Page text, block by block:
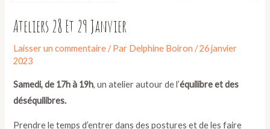
Ateliers 28 Et 29 Janvier
Laisser un commentaire / Par Delphine Boiron /26 janvier
2023
Samedi, de 17h à 19h, un atelier autour de l’équilibre et des
déséquilibres.
Prendre le temps d’entrer dans des postures et de les faire